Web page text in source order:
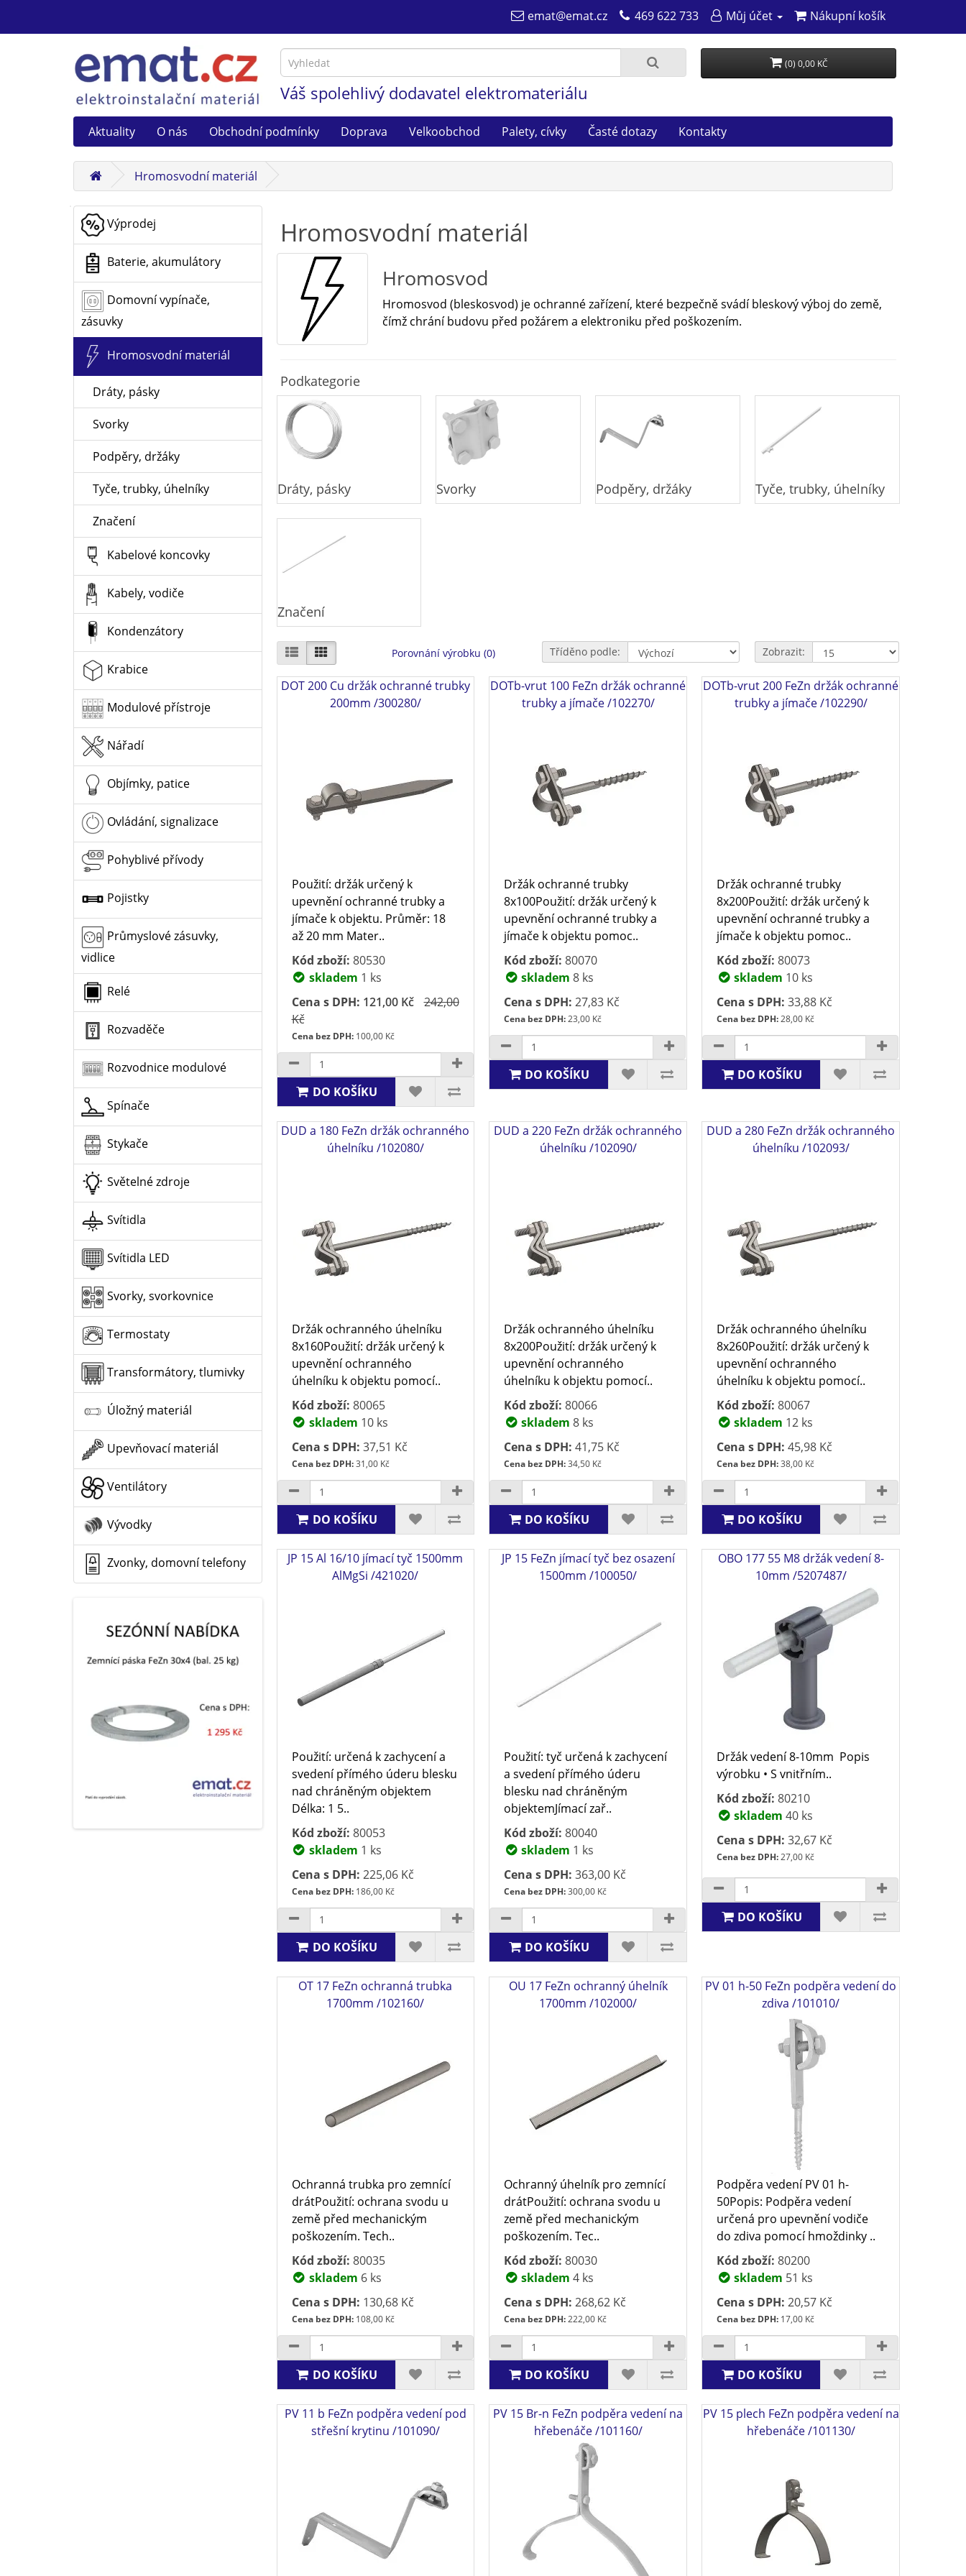
emat@emat.cz 469 622 733 Můj účet Nákupní košík
Váš spolehlivý dodavatel elektromateriálu
(0) 0,00 KČ
Aktuality O nás Obchodní podmínky Doprava Velkoobchod Palety, cívky Časté dotazy Kontakty
Hromosvodní materiál
Výprodej
Baterie, akumulátory
Domovní vypínače,
zásuvky
Hromosvodní materiál
Dráty, pásky
Svorky
Podpěry, držáky
Tyče, trubky, úhelníky
Značení
Kabelové koncovky
Kabely, vodiče
Kondenzátory
Krabice
Modulové přístroje
Nářadí
Objímky, patice
Ovládání, signalizace
Pohyblivé přívody
Pojistky
Průmyslové zásuvky,
vidlice
Relé
Rozvaděče
Rozvodnice modulové
Spínače
Stykače
Světelné zdroje
Svítidla
Svítidla LED
Svorky, svorkovnice
Termostaty
Transformátory, tlumivky
Úložný materiál
Upevňovací materiál
Ventilátory
Vývodky
Zvonky, domovní telefony
Hromosvodní materiál
Hromosvod
Hromosvod (bleskosvod) je ochranné zařízení, které bezpečně svádí bleskový výboj do země,
čímž chrání budovu před požárem a elektroniku před poškozením.
Podkategorie
Dráty, pásky Svorky Podpěry, držáky Tyče, trubky, úhelníky
Značení
Porovnání výrobku (0) Tříděno podle: Zobrazit:
DOT 200 Cu držák ochranné trubky
200mm /300280/
Použití: držák určený k
upevnění ochranné trubky a
jímače k objektu. Průměr: 18
až 20 mm Mater..
Kód zboží: 80530
skladem 1 ks
Cena s DPH: 121,00 Kč
242,00
Kč
Cena bez DPH:100,00 Kč
DO KOŠÍKU
DOTb-vrut 100 FeZn držák ochranné
trubky a jímače /102270/
Držák ochranné trubky
8x100Použití: držák určený k
upevnění ochranné trubky a
jímače k objektu pomoc..
Kód zboží: 80070
skladem 8 ks
Cena s DPH: 27,83 Kč
Cena bez DPH:23,00 Kč
DO KOŠÍKU
DOTb-vrut 200 FeZn držák ochranné
trubky a jímače /102290/
Držák ochranné trubky
8x200Použití: držák určený k
upevnění ochranné trubky a
jímače k objektu pomoc..
Kód zboží: 80073
skladem 10 ks
Cena s DPH: 33,88 Kč
Cena bez DPH:28,00 Kč
DO KOŠÍKU
DUD a 180 FeZn držák ochranného
úhelníku /102080/
Držák ochranného úhelníku
8x160Použití: držák určený k
upevnění ochranného
úhelníku k objektu pomocí..
Kód zboží: 80065
skladem 10 ks
Cena s DPH: 37,51 Kč
Cena bez DPH:31,00 Kč
DO KOŠÍKU
DUD a 220 FeZn držák ochranného
úhelníku /102090/
Držák ochranného úhelníku
8x200Použití: držák určený k
upevnění ochranného
úhelníku k objektu pomocí..
Kód zboží: 80066
skladem 8 ks
Cena s DPH: 41,75 Kč
Cena bez DPH:34,50 Kč
DO KOŠÍKU
DUD a 280 FeZn držák ochranného
úhelníku /102093/
Držák ochranného úhelníku
8x260Použití: držák určený k
upevnění ochranného
úhelníku k objektu pomocí..
Kód zboží: 80067
skladem 12 ks
Cena s DPH: 45,98 Kč
Cena bez DPH:38,00 Kč
DO KOŠÍKU
JP 15 Al 16/10 jímací tyč 1500mm
AlMgSi /421020/
Použití: určená k zachycení a
svedení přímého úderu blesku
nad chráněným objektem
Délka: 1 5..
Kód zboží: 80053
skladem 1 ks
Cena s DPH: 225,06 Kč
Cena bez DPH:186,00 Kč
DO KOŠÍKU
JP 15 FeZn jímací tyč bez osazení
1500mm /100050/
Použití: tyč určená k zachycení
a svedení přímého úderu
blesku nad chráněným
objektemJímací zař..
Kód zboží: 80040
skladem 1 ks
Cena s DPH: 363,00 Kč
Cena bez DPH:300,00 Kč
DO KOŠÍKU
OBO 177 55 M8 držák vedení 8-
10mm /5207487/
Držák vedení 8-10mm Popis
výrobku • S vnitřním..
Kód zboží: 80210
skladem 40 ks
Cena s DPH: 32,67 Kč
Cena bez DPH:27,00 Kč
DO KOŠÍKU
OT 17 FeZn ochranná trubka
1700mm /102160/
Ochranná trubka pro zemnící
drátPoužití: ochrana svodu u
země před mechanickým
poškozením. Tech..
Kód zboží: 80035
skladem 6 ks
Cena s DPH: 130,68 Kč
Cena bez DPH:108,00 Kč
DO KOŠÍKU
OU 17 FeZn ochranný úhelník
1700mm /102000/
Ochranný úhelník pro zemnící
drátPoužití: ochrana svodu u
země před mechanickým
poškozením. Tec..
Kód zboží: 80030
skladem 4 ks
Cena s DPH: 268,62 Kč
Cena bez DPH:222,00 Kč
DO KOŠÍKU
PV 01 h-50 FeZn podpěra vedení do
zdiva /101010/
Podpěra vedení PV 01 h-
50Popis: Podpěra vedení
určená pro upevnění vodiče
do zdiva pomocí hmoždinky ..
Kód zboží: 80200
skladem 51 ks
Cena s DPH: 20,57 Kč
Cena bez DPH: 17,00 Kč
DO KOŠÍKU
PV 11 b FeZn podpěra vedení pod
střešní krytinu /101090/
PV 15 Br-n FeZn podpěra vedení na
hřebenáče /101160/
PV 15 plech FeZn podpěra vedení na
hřebenáče /101130/